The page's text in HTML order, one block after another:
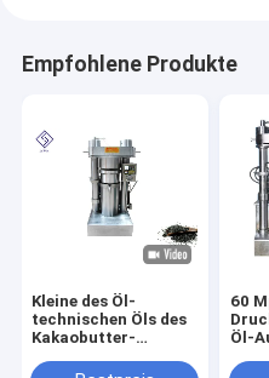
Empfohlene Produkte
Kleine des Öl-
technischen Öls des
Kakaobutter-
Presse-Maschine
60
Öl-